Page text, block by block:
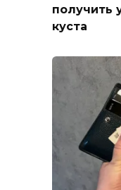
получить
куста